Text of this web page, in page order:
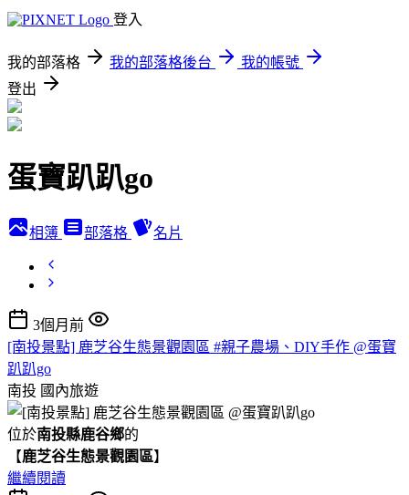
登入
我的部落格 我的部落格後台
我的帳號
登出
蛋寶趴趴go
相簿 部落格 名片
3個月前
[南投景點] 鹿芝谷生態景觀園區 #親子農場、DIY手作 @蛋寶
趴趴go
南投 國內旅遊
位於南投縣鹿谷鄉的
【鹿芝谷生態景觀園區】
繼續閱讀